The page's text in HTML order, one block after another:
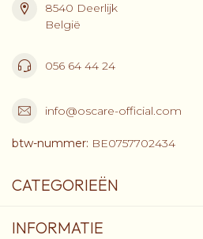
8540 Deerlijk
België
056 64 44 24
info@oscare-official.com
btw-nummer: BE0757702434
CATEGORIEËN
INFORMATIE